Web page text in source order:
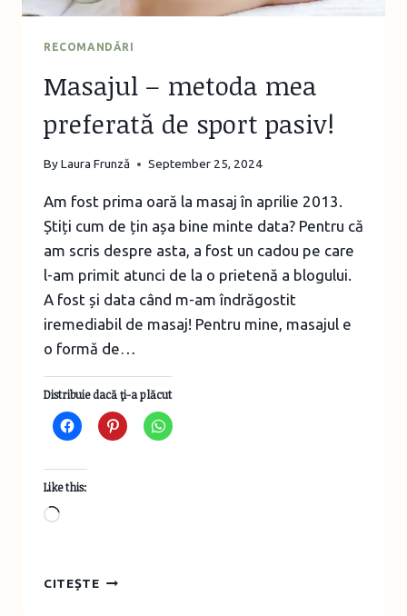
RECOMANDĂRI
Masajul – metoda mea
preferată de sport pasiv!
ByLaura Frunză September 25, 2024
Am fost prima oară la masaj în aprilie 2013.
Știți cum de țin așa bine minte data? Pentru că
am scris despre asta, a fost un cadou pe care
l-am primit atunci de la o prietenă a blogului.
A fost și data când m-am îndrăgostit
iremediabil de masaj! Pentru mine, masajul e
o formă de…
Distribuie dacă ţi-a plăcut
Like this:
Loading…
CITEȘTEMASAJUL